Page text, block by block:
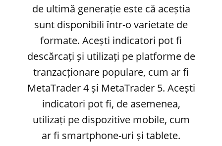
de ultimă generație este că aceștia
sunt disponibili într-o varietate de
formate. Acești indicatori pot fi
descărcați și utilizați pe platforme de
tranzacționare populare, cum ar fi
MetaTrader 4 și MetaTrader 5. Acești
indicatori pot fi, de asemenea,
utilizați pe dispozitive mobile, cum
ar fi smartphone-uri și tablete.